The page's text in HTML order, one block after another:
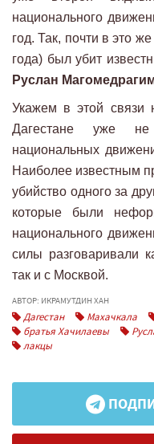
национального
год. Так, почти в это
года) был убит
Руслан
Укажем в этой связи
Дагестане уже
национальных
Наиболее известным
убийство одного за
которые были
национального
силы разговаривали
так и с Москвой.
АВТОР: ИКРАМУТДИН ХАН
Дагестан Махачкала
братья Хачилаевы
лакцы